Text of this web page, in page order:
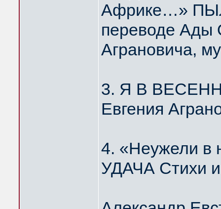
Африке…»
переводе Ады
Аграновича,
3. Я В
Евгения
4. «Неужели
УДАЧА Стихи и